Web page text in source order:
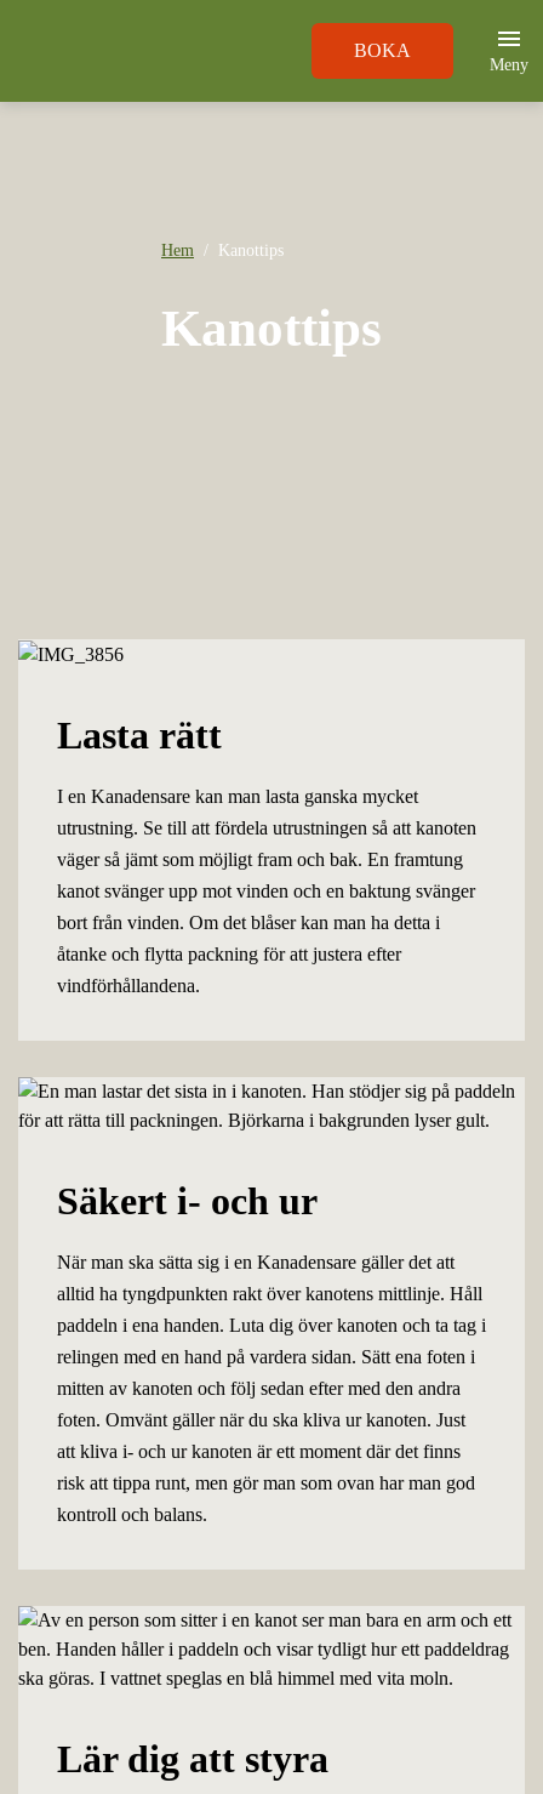
BOKA
Meny
Hem Kanottips
Kanottips
Lasta rätt
I en Kanadensare kan man lasta ganska mycket
utrustning. Se till att fördela utrustningen så att kanoten
väger så jämt som möjligt fram och bak. En framtung
kanot svänger upp mot vinden och en baktung svänger
bort från vinden. Om det blåser kan man ha detta i
åtanke och flytta packning för att justera efter
vindförhållandena.
Säkert i- och ur
När man ska sätta sig i en Kanadensare gäller det att
alltid ha tyngdpunkten rakt över kanotens mittlinje. Håll
paddeln i ena handen. Luta dig över kanoten och ta tag i
relingen med en hand på vardera sidan. Sätt ena foten i
mitten av kanoten och följ sedan efter med den andra
foten. Omvänt gäller när du ska kliva ur kanoten. Just
att kliva i- och ur kanoten är ett moment där det finns
risk att tippa runt, men gör man som ovan har man god
kontroll och balans.
Lär dig att styra